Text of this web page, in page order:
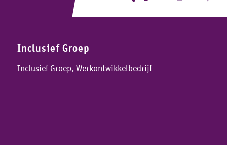
Inclusief Groep
Inclusief Groep, Werkontwikkelbedrijf